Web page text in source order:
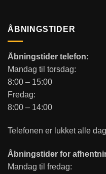
ÅBNINGSTIDER
Åbningstider telefon:
Mandag til torsdag:
8:00 – 15:00
Fredag:
8:00 – 14:00
Telefonen er lukket alle
Åbningstider for
Mandag til fredag: